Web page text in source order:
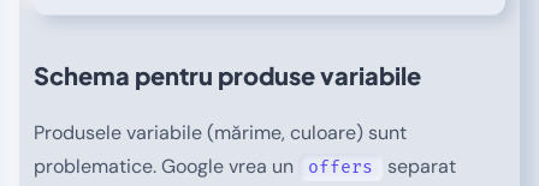
Schema pentru produse variabile
Produsele variabile (mărime, culoare) sunt
problematice. Google vrea un
offers
separat